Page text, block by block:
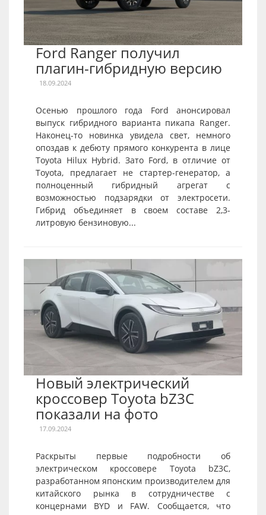
Ford Ranger получил
плагин-гибридную версию
18.09.2024
Осенью прошлого года Ford анонсировал
выпуск гибридного варианта пикапа Ranger.
Наконец-то новинка увидела свет, немного
опоздав к дебюту прямого конкурента в лице
Toyota Hilux Hybrid. Зато Ford, в отличие от
Toyota, предлагает не стартер-генератор, а
полноценный гибридный агрегат с
возможностью подзарядки от электросети.
Гибрид объединяет в своем составе 2,3-
литровую бензиновую...
Новый электрический
кроссовер Toyota bZ3C
показали на фото
17.09.2024
Раскрыты первые подробности об
электрическом кроссовере Toyota bZ3C,
разработанном японским производителем для
китайского рынка в сотрудничестве с
концернами BYD и FAW. Сообщается, что